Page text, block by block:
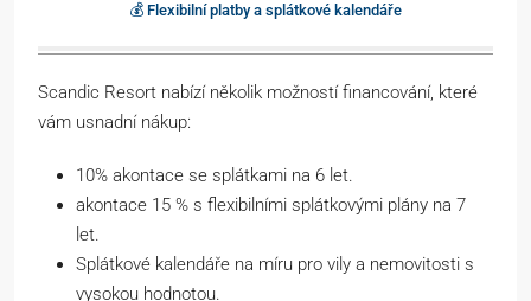
💰 Flexibilní platby a splátkové kalendáře
Scandic Resort nabízí několik možností financování, které
vám usnadní nákup:
10% akontace se splátkami na 6 let.
akontace 15 % s flexibilními splátkovými plány na 7
let.
Splátkové kalendáře na míru pro vily a nemovitosti s
vysokou hodnotou.